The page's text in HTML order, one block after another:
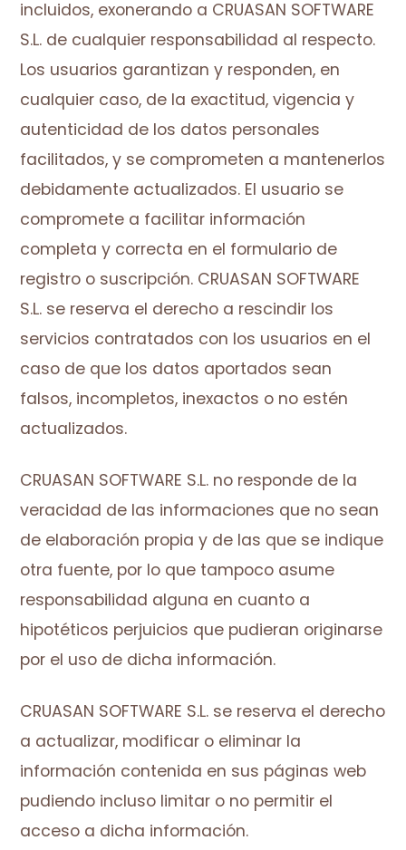
incluidos, exonerando a CRUASAN SOFTWARE
S.L. de cualquier responsabilidad al respecto.
Los usuarios garantizan y responden, en
cualquier caso, de la exactitud, vigencia y
autenticidad de los datos personales
facilitados, y se comprometen a mantenerlos
debidamente actualizados. El usuario se
compromete a facilitar información
completa y correcta en el formulario de
registro o suscripción. CRUASAN SOFTWARE
S.L. se reserva el derecho a rescindir los
servicios contratados con los usuarios en el
caso de que los datos aportados sean
falsos, incompletos, inexactos o no estén
actualizados.
CRUASAN SOFTWARE S.L. no responde de la
veracidad de las informaciones que no sean
de elaboración propia y de las que se indique
otra fuente, por lo que tampoco asume
responsabilidad alguna en cuanto a
hipotéticos perjuicios que pudieran originarse
por el uso de dicha información.
CRUASAN SOFTWARE S.L. se reserva el derecho
a actualizar, modificar o eliminar la
información contenida en sus páginas web
pudiendo incluso limitar o no permitir el
acceso a dicha información.